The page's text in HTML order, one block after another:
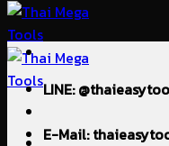
LINE:
E-Mail: